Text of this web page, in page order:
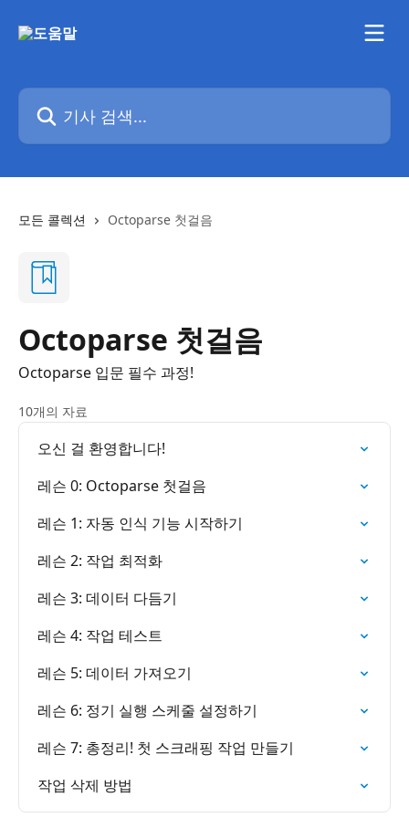
기사 검색...
모든 콜렉션 Octoparse 첫걸음
Octoparse 첫걸음
Octoparse 입문 필수 과정!
10개의 자료
오신 걸 환영합니다!
레슨 0: Octoparse 첫걸음
레슨 1: 자동 인식 기능 시작하기
레슨 2: 작업 최적화
레슨 3: 데이터 다듬기
레슨 4: 작업 테스트
레슨 5: 데이터 가져오기
레슨 6: 정기 실행 스케줄 설정하기
레슨 7: 총정리! 첫 스크래핑 작업 만들기
작업 삭제 방법